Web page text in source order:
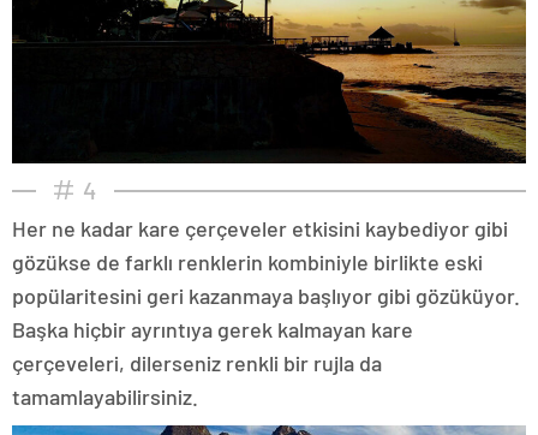
4
Her ne kadar kare çerçeveler etkisini kaybediyor gibi
gözükse de farklı renklerin kombiniyle birlikte eski
popülaritesini geri kazanmaya başlıyor gibi gözüküyor.
Başka hiçbir ayrıntıya gerek kalmayan kare
çerçeveleri, dilerseniz renkli bir rujla da
tamamlayabilirsiniz.